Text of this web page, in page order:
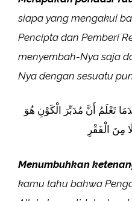
siapa yang mengakui
Pencipta dan Pemberi
menyembah-Nya saja
Nya dengan sesuatu
تَعْلَمُ أَنَّ مُدَبِّرَ الْكَوْنِ هُوَ
مِنَ الْفَقْرِ
Menumbuhkan
kamu tahu bahwa